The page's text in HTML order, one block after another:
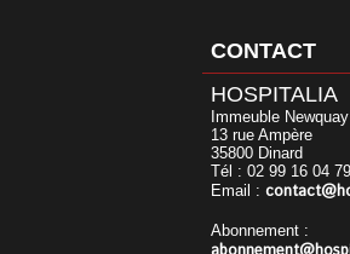
CONTACT
HOSPITALIA
Immeuble
13 rue Ampère
35800 Dinard
Tél : 02 99 16 04 79
Email :
Abonnement :